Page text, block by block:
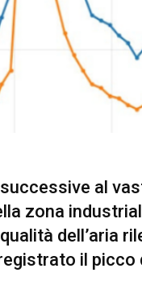
al
zona
dell’aria
il picco